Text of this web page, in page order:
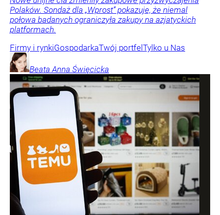
Polaków. Sondaż dla „Wprost” pokazuje, że niemal
połowa badanych ograniczyła zakupy na azjatyckich
platformach.
Firmy i rynkiGospodarkaTwój portfel Tylko u Nas
Beata Anna Święcicka